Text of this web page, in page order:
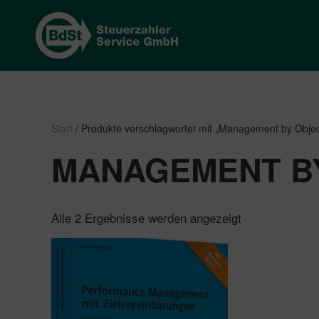
Start / Produkte verschlagwortet mit „Management by
MANAGEMENT
Alle 2 Ergebnisse werden angezeigt